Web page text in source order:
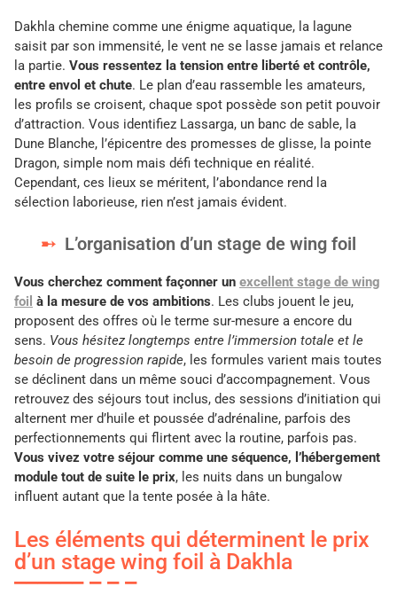
Dakhla chemine comme une énigme aquatique, la lagune
saisit par son immensité, le vent ne se lasse jamais et relance
la partie. Vous ressentez la tension entre liberté et contrôle,
entre envol et chute. Le plan d’eau rassemble les amateurs,
les profils se croisent, chaque spot possède son petit pouvoir
d’attraction. Vous identifiez Lassarga, un banc de sable, la
Dune Blanche, l’épicentre des promesses de glisse, la pointe
Dragon, simple nom mais défi technique en réalité.
Cependant, ces lieux se méritent, l’abondance rend la
sélection laborieuse, rien n’est jamais évident.
L’organisation d’un stage de wing foil
Vous cherchez comment façonner un excellent stage de wing
foil à la mesure de vos ambitions. Les clubs jouent le jeu,
proposent des offres où le terme sur-mesure a encore du
sens. Vous hésitez longtemps entre l’immersion totale et le
besoin de progression rapide, les formules varient mais toutes
se déclinent dans un même souci d’accompagnement. Vous
retrouvez des séjours tout inclus, des sessions d’initiation qui
alternent mer d’huile et poussée d’adrénaline, parfois des
perfectionnements qui flirtent avec la routine, parfois pas.
Vous vivez votre séjour comme une séquence, l’hébergement
module tout de suite le prix, les nuits dans un bungalow
influent autant que la tente posée à la hâte.
Les éléments qui déterminent le prix
d’un stage wing foil à Dakhla